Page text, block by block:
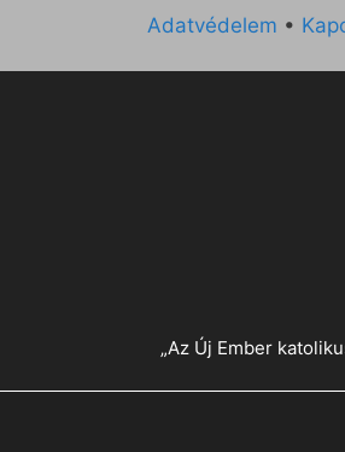
Adatvédelem •
„Az Új Ember
© 2026 Magyar Kurír -